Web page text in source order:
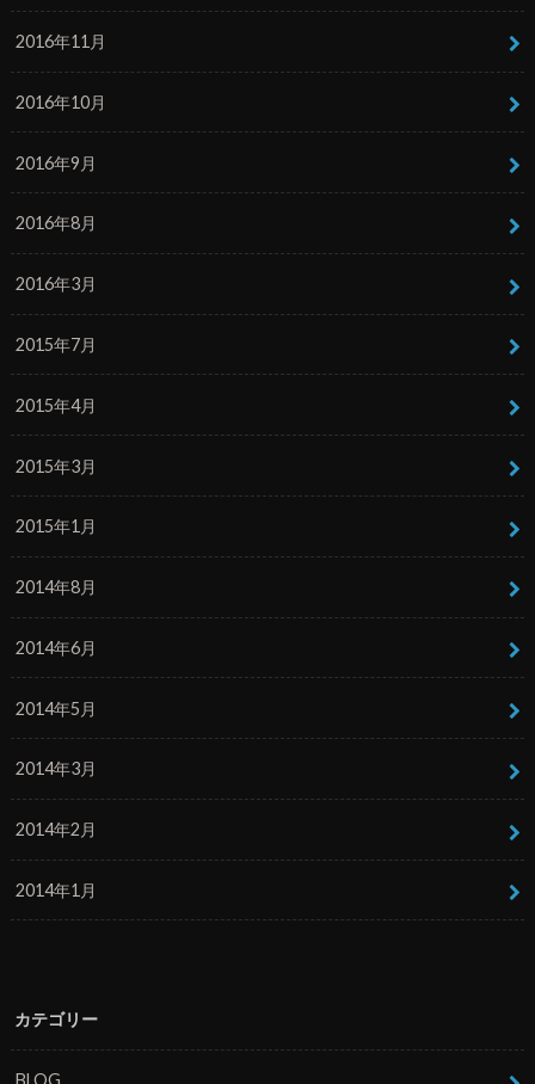
2016年11月
2016年10月
2016年9月
2016年8月
2016年3月
2015年7月
2015年4月
2015年3月
2015年1月
2014年8月
2014年6月
2014年5月
2014年3月
2014年2月
2014年1月
カテゴリー